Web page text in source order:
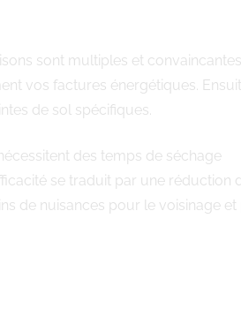
sont multiples et
vos factures énergétiques.
de sol spécifiques.
des temps de séchage
se traduit par une réduction
de nuisances pour le voisinage